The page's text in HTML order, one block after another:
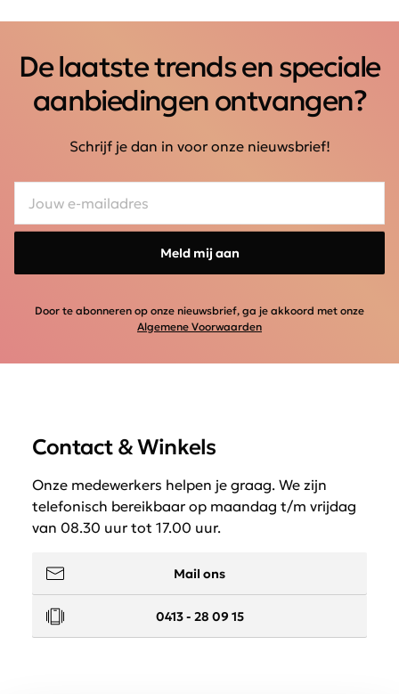
De laatste trends en speciale
aanbiedingen ontvangen?
Schrijf je dan in voor onze nieuwsbrief!
Meld mij aan
Door te abonneren op onze nieuwsbrief, ga je akkoord met onze
Algemene Voorwaarden
Contact & Winkels
Onze medewerkers helpen je graag. We zijn
telefonisch bereikbaar op maandag t/m vrijdag
van 08.30 uur tot 17.00 uur.
Mail ons
0413 - 28 09 15